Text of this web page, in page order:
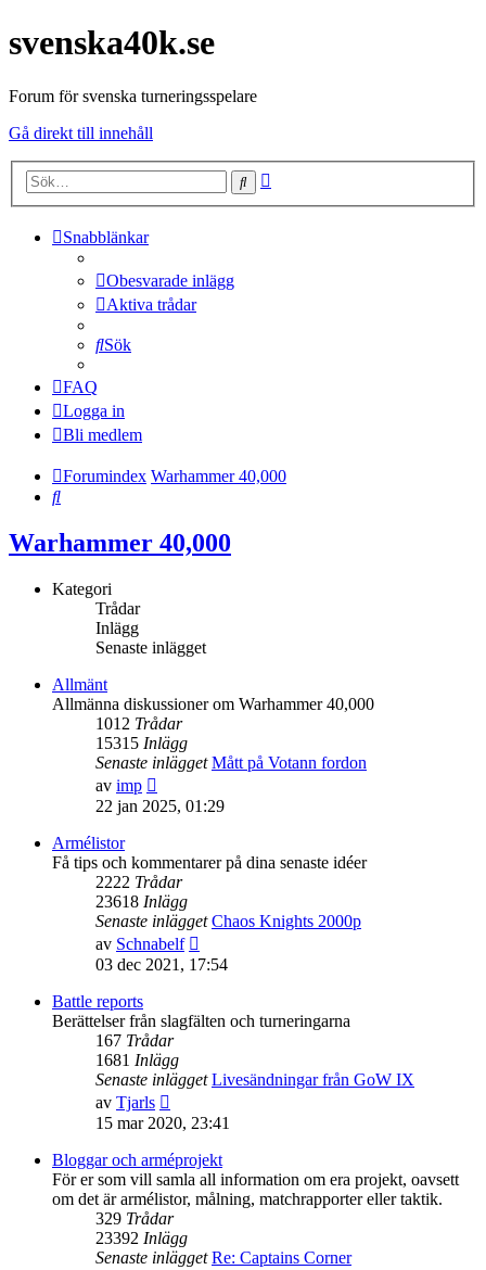
svenska40k.se
Forum för svenska turneringsspelare
Gå direkt till innehåll
Sök
Snabblänkar
Obesvarade inlägg
Aktiva trådar
Sök
FAQ
Logga in
Bli medlem
Forumindex Warhammer 40,000
Sök
Warhammer 40,000
Kategori
Trådar
Inlägg
Senaste inlägget
Allmänt
Allmänna diskussioner om Warhammer 40,000
1012 Trådar
15315 Inlägg
Senaste inlägget Mått på Votann fordon
av imp
till
inlägget
22 jan 2025, 01:29
Armélistor
Få tips och kommentarer på dina senaste idéer
2222 Trådar
23618 Inlägg
Senaste inlägget Chaos Knights 2000p
av Schnabelf
till
inlägget
03 dec 2021, 17:54
Battle reports
Berättelser från slagfälten och turneringarna
167 Trådar
1681 Inlägg
Senaste inlägget Livesändningar från GoW IX
av Tjarls
till
det
senaste
inlägget
15 mar 2020, 23:41
Bloggar och arméprojekt
För er som vill samla all information om era projekt, oavsett
om det är armélistor, målning, matchrapporter eller taktik.
329 Trådar
23392 Inlägg
Senaste inlägget Re: Captains Corner